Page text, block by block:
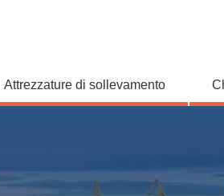
Attrezzature di sollevamento